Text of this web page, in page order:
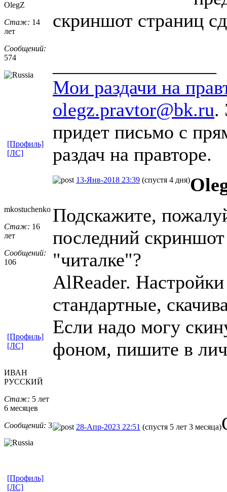
OlegZ
Стаж: 14
лет
Сообщений:
574
скриншот страниц
Мои раздачи на
olegz.pravtor@bk.ru.
придет письмо с
раздач на правторе.
[Профиль]
[ЛС]
mkostuchenko
Стаж: 16
лет
Сообщений:
106
13-Янв-2018 23:39 (спустя 4 дня)
Подскажите,
последний
"читалке"?
AlReader.
стандартные,
Если надо могу
фоном, пишите в
[Профиль]
[ЛС]
ИВАН
РУССКИЙ
Стаж: 5 лет
6 месяцев
Сообщений: 3 28-Апр-2023 22:51 (спустя 5 лет 3 месяца)
[Профиль]
[ЛС]